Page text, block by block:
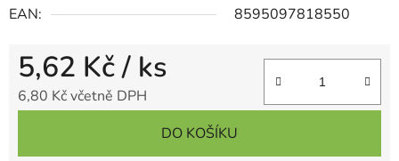
EAN:
8595097818550
5,62 Kč/ ks
6,80 Kč včetně DPH
DO KOŠÍKU